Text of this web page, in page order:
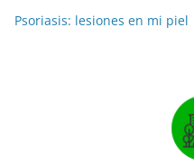
Psoriasis: lesiones en mi piel